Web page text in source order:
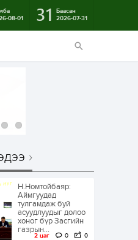
08-01
31
Баасан
2026-07-31
Н.Номтойбаяр:
Аймгуудад
тулгамдаж буй
асуудлуудыг долоо
хоног бүр Засгийн
газрын...
2 цаг 0 0